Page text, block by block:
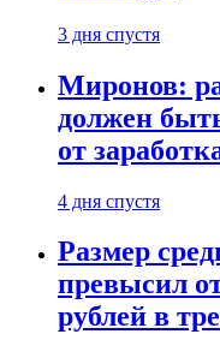
3 дня спустя
Миронов:
должен
от
4 дня спустя
Размер
превысил
рублей в